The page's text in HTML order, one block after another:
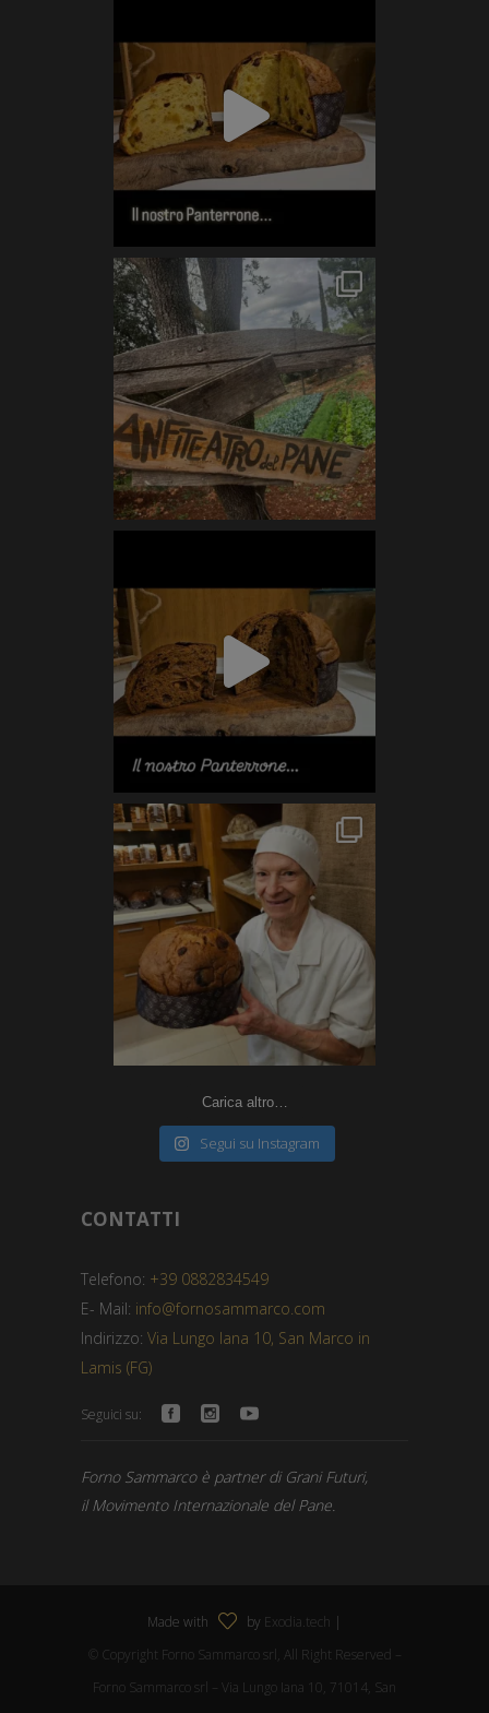
Carica altro…
Segui su Instagram
CONTATTI
Telefono: +39 0882834549
E- Mail: info@fornosammarco.com
Indirizzo: Via Lungo Iana 10, San Marco in
Lamis (FG)
Seguici su:
Forno Sammarco è partner di Grani Futuri,
il Movimento Internazionale del Pane.
Made with by Exodia.tech |
© Copyright Forno Sammarco srl, All Right Reserved –
Forno Sammarco srl – Via Lungo Iana 10, 71014, San